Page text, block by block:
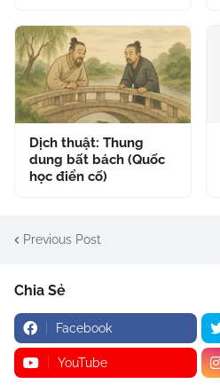
Dịch thuật: Thung
dung bất bách (Quốc
học điển cố)
Previous Post
Chia Sẻ
Facebook
YouTube